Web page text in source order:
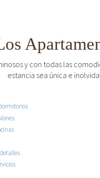
y con todas las
estancia sea única e